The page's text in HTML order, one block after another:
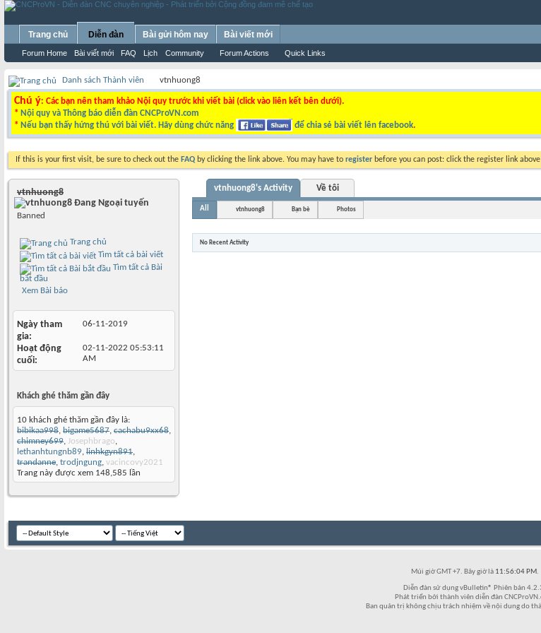
Trang chủ Diễn đàn
Forum Home Bài viết mới FAQ Lịch Community Forum Actions Quick Links
Bài gửi hôm nay Bài viết mới
Danh sách Thành viên vtnhuong8
Chú ý: Các bạn nên tham khảo Nội quy trước khi viết bài (click vào liên kết bên dưới).
* Nội quy và Thông báo diễn đàn CNCProVN.com
* Nếu bạn thấy hứng thú với bài viết. Hãy dùng chức năng để chia sẻ bài viết lên facebook.
If this is your first visit, be sure to check out the FAQ by clicking the link above. You may have to register before you can post: click the register link
vtnhuong8
Banned
Trang chủ
Tìm tất cả bài viết
Tìm tất cả Bài
bắt đầu
Xem Bài báo
Ngày tham
gia
06-11-2019
Hoạt động
cuối
02-11-2022 05:53:11
AM
Khách ghé thăm gần đây
10 khách ghé thăm gần đây là:
bibikaa998, bigame5687, cachabu9xx68,
chimney699, Josephbrago,
lethanhtungnb89, linhkgyn891,
trandanne, trodjngung, vacincovy2021
Trang này được xem 148,585 lần
vtnhuong8's Activity Về tôi
All vtnhuong8 Bạn bè Photos
No Recent Activity
Múi giờ GMT +7. Bây giờ là 11:56:04 PM.
Diễn đàn sử dụng vBulletin® Phiên bản
Phát triển bởi thành viên diễn đàn
Ban quản trị không chịu trách nhiệm về nội dung do